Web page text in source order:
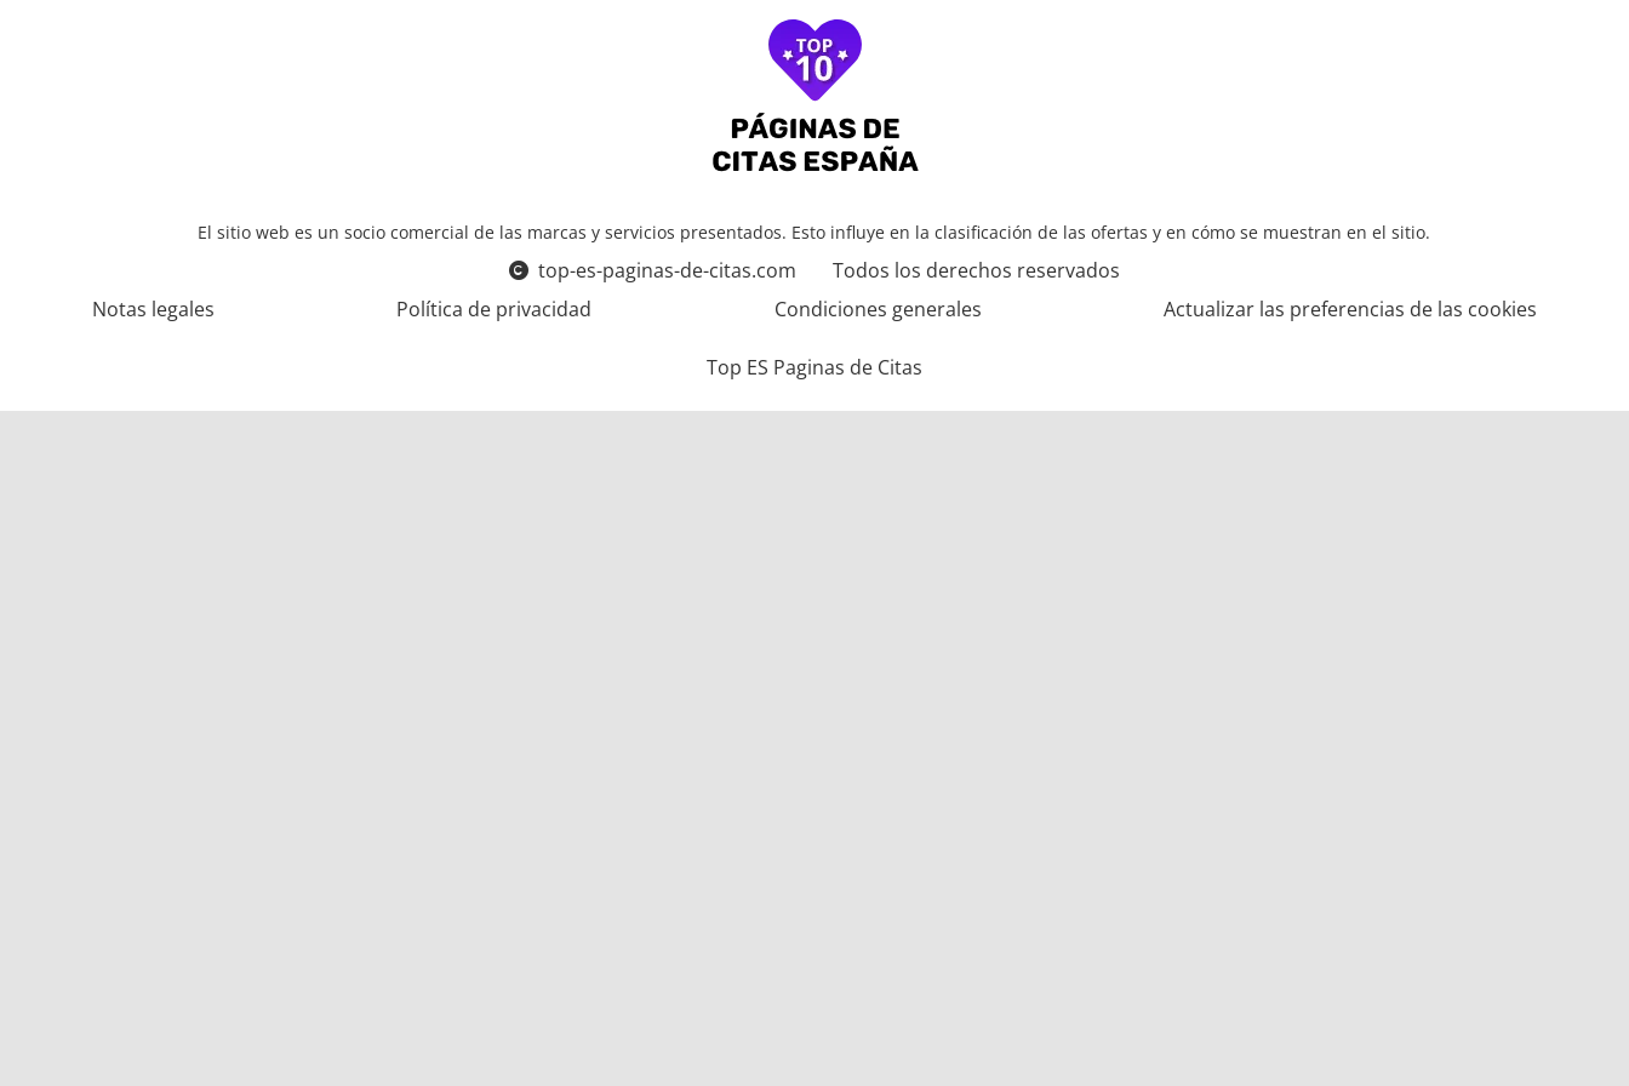
El sitio web es un socio comercial de las marcas y servicios presentados. Esto influye en la clasificación de las ofertas y en cómo se muestran en el sitio.
top-es-paginas-de-citas.com
Todos los derechos reservados
Notas legales
Política de privacidad Condiciones generales Actualizar las preferencias de las cookies
Top ES Paginas de Citas